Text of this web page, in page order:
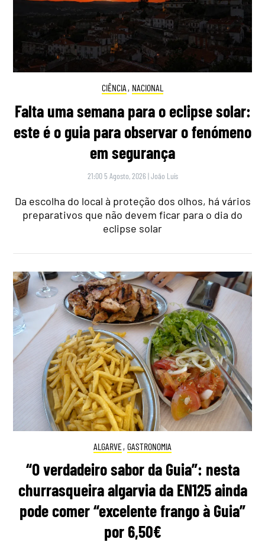
CIÊNCIA , NACIONAL
Falta uma semana para o eclipse solar:
este é o guia para observar o fenómeno
em segurança
21:00 5 Agosto, 2026 |João Luís
Da escolha do local à proteção dos olhos, há vários
preparativos que não devem ficar para o dia do
eclipse solar
ALGARVE, GASTRONOMIA
“O verdadeiro sabor da Guia”: nesta
churrasqueira algarvia da EN125 ainda
pode comer “excelente frango à Guia”
por 6,50€